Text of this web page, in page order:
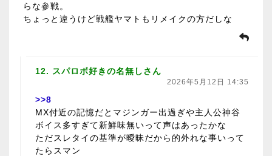
らな参戦。
ちょっと違うけど戦艦ヤマトもリメイクの方だしな
12. スパロボ好きの名無しさん
2026年5月12日 14:35
>>8
MX付近の記憶だとマジンガー出過ぎや主人公神谷
ボイス多すぎて新鮮味無いって声はあったかな
ただスレタイの基準が曖昧だから的外れな事いって
たらスマン